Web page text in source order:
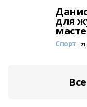
для
Спорт